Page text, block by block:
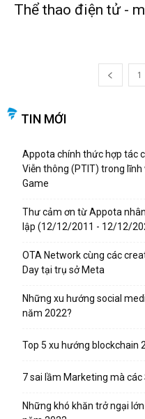
Thể thao điện tử -
1
TIN MỚI
Appota chính thức hợp tác
Viễn thông (PTIT) trong
Game
Thư cảm ơn từ Appota
lập (12/12/2011 - 12/12/
OTA Network cùng các
Day tại trụ sở Meta
Những xu hướng social
năm 2022?
Top 5 xu hướng blockchain
7 sai lầm Marketing mà
Những khó khăn trở ngại